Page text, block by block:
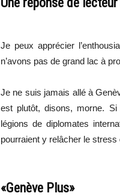
Je peux apprécier
n’avons pas de grand lac à
Je ne suis jamais allé à
est plutôt, disons, morne.
légions de diplomates
pourraient y relâcher le
«Genève Plus»